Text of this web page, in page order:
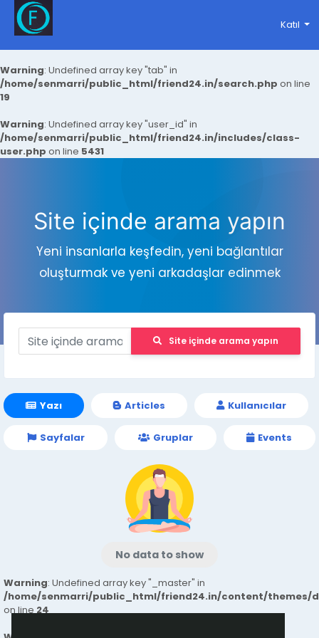
Warning: Undefined array key "tab" in
/home/senmarri/public_html/friend24.in/search.php on line
19
Warning: Undefined array key "user_id" in
/home/senmarri/public_html/friend24.in/includes/class-
user.php on line 5431
Katıl
Site içinde arama yapın
Yeni insanlarla keşfedin, yeni bağlantılar
oluşturmak ve yeni arkadaşlar edinmek
Site içinde arama yapın
Yazı Articles Kullanıcılar
Sayfalar Gruplar Events
No data to show
Warning: Undefined array key "_master" in
/home/senmarri/public_html/friend24.in/content/themes/
on line24